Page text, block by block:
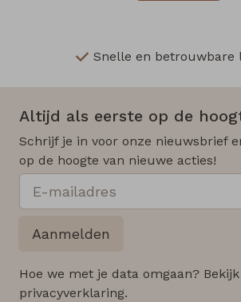
Snelle en betrouwbare
Altijd als eerste op de
Schrijf je in voor onze nieuwsbrief
op de hoogte van nieuwe acties!
Aanmelden
Hoe we met je data omgaan?
privacyverklaring.